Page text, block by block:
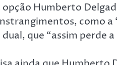
opção Humberto
como
que “assim perde